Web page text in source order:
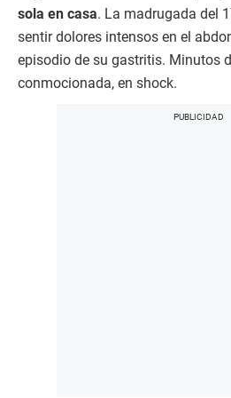
sola en casa. La madrugada del
sentir dolores intensos en el
episodio de su gastritis. Minutos
conmocionada, en shock.